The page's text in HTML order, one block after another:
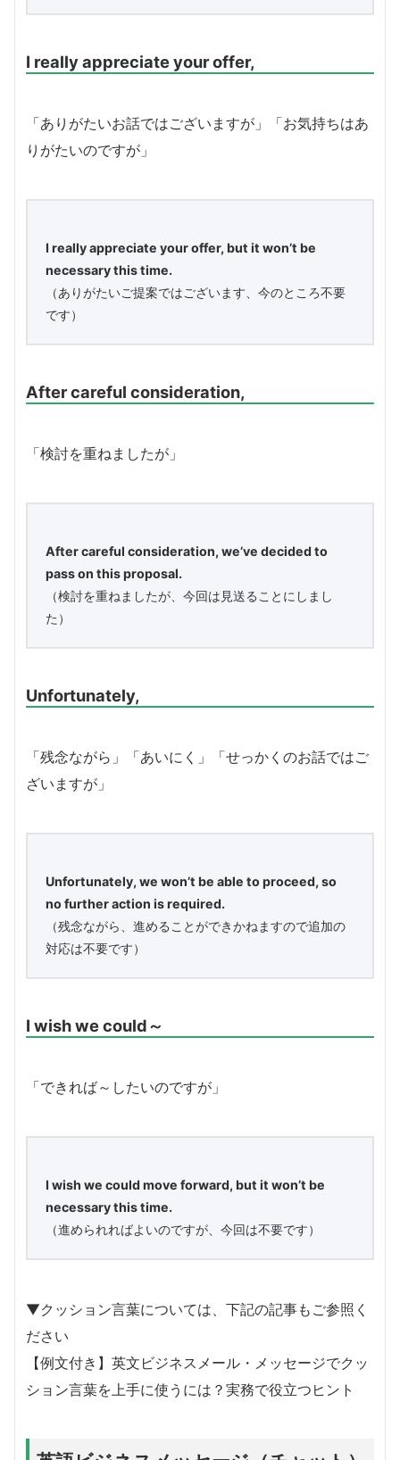
I really appreciate your offer,
「ありがたいお話ではございますが」「お気持ちはあ
りがたいのですが」
I really appreciate your offer, but it won’t be
necessary this time.
（ありがたいご提案ではございます、今のところ不要
です）
After careful consideration,
「検討を重ねましたが」
After careful consideration, we’ve decided to
pass on this proposal.
（検討を重ねましたが、今回は見送ることにしまし
た）
Unfortunately,
「残念ながら」「あいにく」「せっかくのお話ではご
ざいますが」
Unfortunately, we won’t be able to proceed, so
no further action is required.
（残念ながら、進めることができかねますので追加の
対応は不要です）
I wish we could～
「できれば～したいのですが」
I wish we could move forward, but it won’t be
necessary this time.
（進められればよいのですが、今回は不要です）
▼クッション言葉については、下記の記事もご参照く
ださい
【例文付き】英文ビジネスメール・メッセージでクッ
ション言葉を上手に使うには？実務で役立つヒント